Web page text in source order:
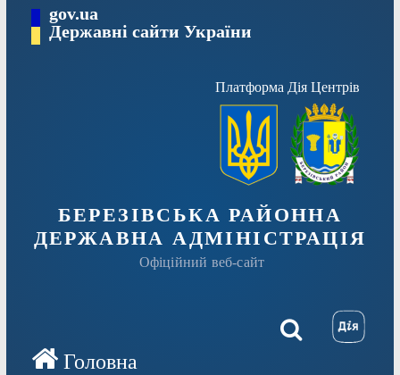
Перейтиgov.ua
Державні сайти України
Платформа Дія Центрів
БЕРЕЗІВСЬКА РАЙОННА
ДЕРЖАВНА АДМІНІСТРАЦІЯ
Офіційний веб-сайт